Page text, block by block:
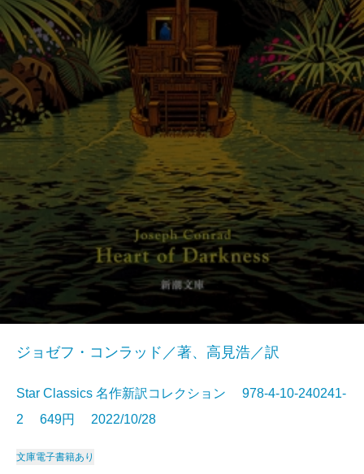
ジョゼフ・コンラッド／著、高見浩／訳
Star Classics 名作新訳コレクション 978-4-10-240241-
2 649円 2022/10/28
文庫電子書籍あり